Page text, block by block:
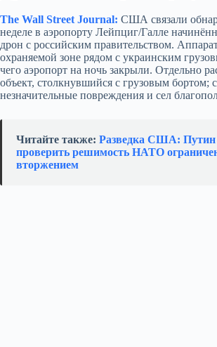
The Wall Street Journal: США связали
неделе в аэропорту Лейпциг/Галле
дрон с российским правительством.
охраняемой зоне рядом с украинским
чего аэропорт на ночь закрыли. Отдельно
объект, столкнувшийся с грузовым бортом;
незначительные повреждения и сел
Читайте также: Разведка США:
проверить решимость НАТО
вторжением